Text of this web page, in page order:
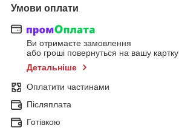
Умови оплати
Ви отримаєте замовлення
або гроші повернуться на вашу картку
Детальніше
Оплатити частинами
Післяплата
Готівкою